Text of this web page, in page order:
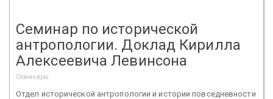
Семинар по исторической
антропологии. Доклад Кирилла
Алексеевича Левинсона
Семинары
Отдел исторической антропологии и истории повседневности